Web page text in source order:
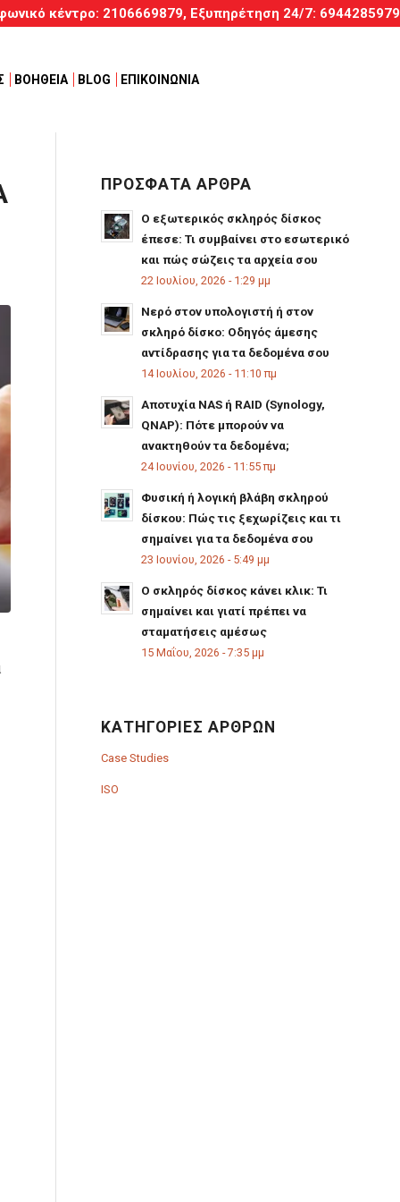
κέντρο: 2106669879, Εξυπηρέτηση 24/7: 6944285979
ΒΟΗΘΕΙΑ BLOG ΕΠΙΚΟΙΝΩΝΙΑ
ΠΡΟΣΦΑΤΑ ΑΡΘΡΑ
Ο εξωτερικός σκληρός δίσκος
έπεσε: Τι συμβαίνει στο εσωτερικό
και πώς σώζεις τα αρχεία σου
22 Ιουλίου, 2026 - 1:29 μμ
Νερό στον υπολογιστή ή στον
σκληρό δίσκο: Οδηγός άμεσης
αντίδρασης για τα δεδομένα σου
14 Ιουλίου, 2026 - 11:10 πμ
Αποτυχία NAS ή RAID (Synology,
QNAP): Πότε μπορούν να
ανακτηθούν τα δεδομένα;
24 Ιουνίου, 2026 - 11:55 πμ
Φυσική ή λογική βλάβη σκληρού
δίσκου: Πώς τις ξεχωρίζεις και τι
σημαίνει για τα δεδομένα σου
23 Ιουνίου, 2026 - 5:49 μμ
Ο σκληρός δίσκος κάνει κλικ: Τι
σημαίνει και γιατί πρέπει να
σταματήσεις αμέσως
15 Μαΐου, 2026 - 7:35 μμ
ΚΑΤΗΓΟΡΊΕΣ ΆΡΘΡΩΝ
Case Studies
ISO